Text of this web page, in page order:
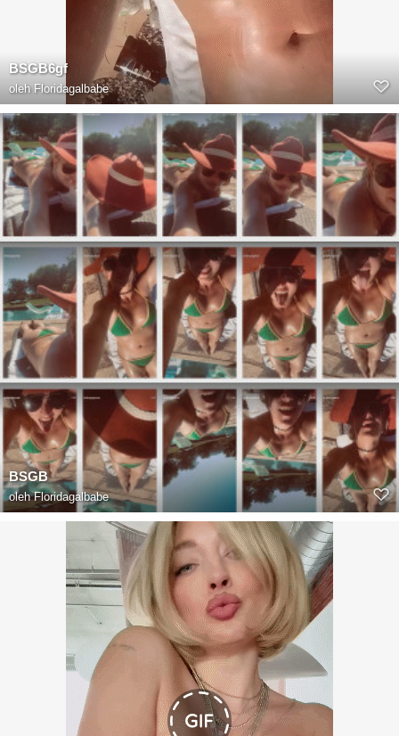
BSGB6gf
oleh Floridagalbabe
BSGB
olehFloridagalbabe